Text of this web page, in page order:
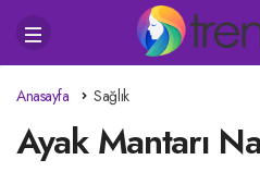
Anasayfa Sağlık
Ayak Mantarı